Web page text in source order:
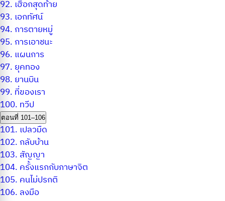
92. เฮือกสุดท้าย
93. เอกทัศน์
94. การตายหมู่
95. การเอาชนะ
96. แผนการ
97. ยุคทอง
98. ยานบิน
99. ที่ของเรา
100. ทวีป
ตอนที่ 101–106
101. เปลวมืด
102. กลับบ้าน
103. สัญญา
104. ครั้งแรกกับภาษาจิต
105. คนไม่ปรกติ
106. ลงมือ